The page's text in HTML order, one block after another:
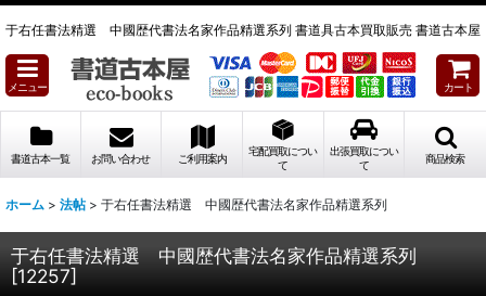
于右任書法精選 中國歴代書法名家作品精選系列 書道具古本買取販売 書道古本屋
メニュー カート
書道古本一覧 お問い合わせ ご利用案内
宅配買取につい
て
出張買取につい
て
商品検索
ホーム > 法帖 > 于右任書法精選 中國歴代書法名家作品精選系列
于右任書法精選 中國歴代書法名家作品精選系列
[12257]